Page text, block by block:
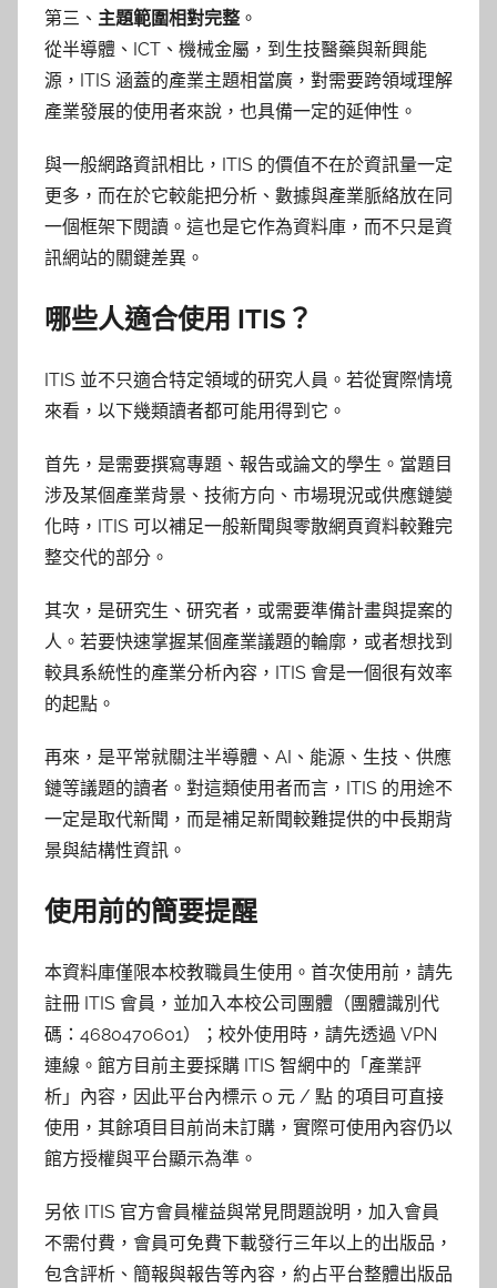
第三、 主題範圍相對完整 。
從半導體、ICT、機械金屬，到生技醫藥與新興能
源，ITIS 涵蓋的產業主題相當廣，對需要跨領域理解
產業發展的使用者來說，也具備一定的延伸性。
與一般網路資訊相比，ITIS 的價值不在於資訊量一定
更多，而在於它較能把分析、數據與產業脈絡放在同
一個框架下閱讀。這也是它作為資料庫，而不只是資
訊網站的關鍵差異。
哪些人適合使用 ITIS？
ITIS 並不只適合特定領域的研究人員。若從實際情境
來看，以下幾類讀者都可能用得到它。
首先，是需要撰寫專題、報告或論文的學生。當題目
涉及某個產業背景、技術方向、市場現況或供應鏈變
化時，ITIS 可以補足一般新聞與零散網頁資料較難完
整交代的部分。
其次，是研究生、研究者，或需要準備計畫與提案的
人。若要快速掌握某個產業議題的輪廓，或者想找到
較具系統性的產業分析內容，ITIS 會是一個很有效率
的起點。
再來，是平常就關注半導體、AI、能源、生技、供應
鏈等議題的讀者。對這類使用者而言，ITIS 的用途不
一定是取代新聞，而是補足新聞較難提供的中長期背
景與結構性資訊。
使用前的簡要提醒
本資料庫僅限本校教職員生使用。首次使用前，請先
註冊 ITIS 會員，並加入本校公司團體（團體識別代
碼：4680470601）；校外使用時，請先透過 VPN
連線。館方目前主要採購 ITIS 智網中的「產業評
析」內容，因此平台內標示 0 元 / 點 的項目可直接
使用，其餘項目目前尚未訂購，實際可使用內容仍以
館方授權與平台顯示為準。
另依 ITIS 官方會員權益與常見問題說明，加入會員
不需付費，會員可免費下載發行三年以上的出版品，
包含評析、簡報與報告等內容，約占平台整體出版品